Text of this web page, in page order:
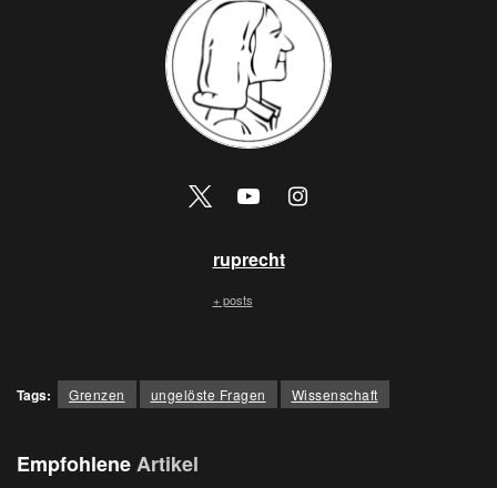
ruprecht
+ posts
Tags: Grenzen ungelöste Fragen Wissenschaft
EmpfohleneArtikel